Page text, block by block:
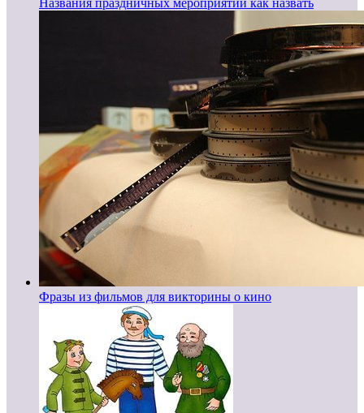
Названия праздничных мероприятий как назвать
Фразы из фильмов для викторины о кино